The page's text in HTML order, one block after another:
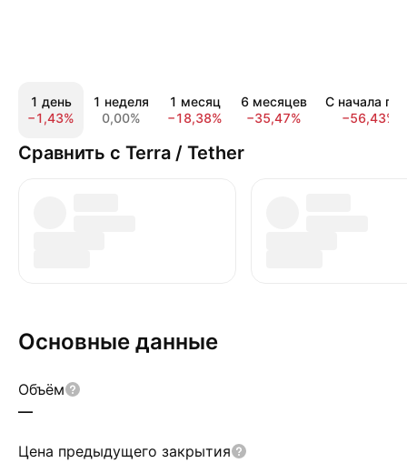
1 день
−1,43%
1 неделя
0,00%
1 месяц
−18,38%
6 месяцев
−35,47%
С начала
−56,43%
Сравнить с Terra / Tether
Основные данные
Объём
—
Цена предыдущего закрытия